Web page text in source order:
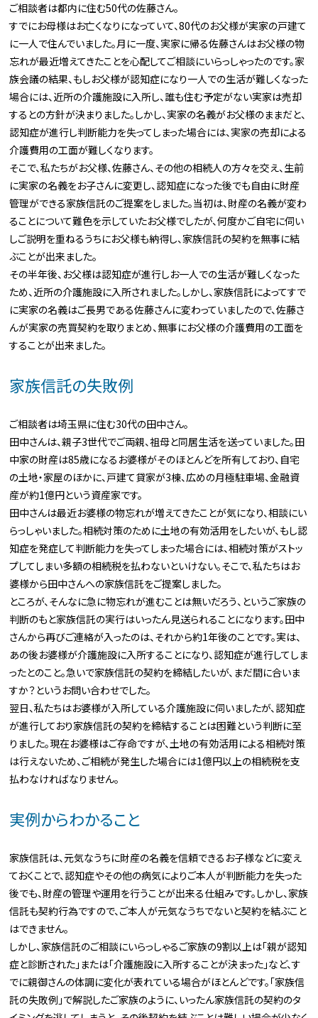
ご相談者は都内に住む50代の佐藤さん。
すでにお母様はお亡くなりになっていて、80代のお父様が実家の戸建て
に一人で住んでいました。月に一度、実家に帰る佐藤さんはお父様の物
忘れが最近増えてきたことを心配してご相談にいらっしゃったのです。家
族会議の結果、もしお父様が認知症になり一人での生活が難しくなった
場合には、近所の介護施設に入所し、誰も住む予定がない実家は売却
するとの方針が決まりました。しかし、実家の名義がお父様のままだと、
認知症が進行し判断能力を失ってしまった場合には、実家の売却による
介護費用の工面が難しくなります。
そこで、私たちがお父様、佐藤さん、その他の相続人の方々を交え、生前
に実家の名義をお子さんに変更し、認知症になった後でも自由に財産
管理ができる家族信託のご提案をしました。当初は、財産の名義が変わ
ることについて難色を示していたお父様でしたが、何度かご自宅に伺い
しご説明を重ねるうちにお父様も納得し、家族信託の契約を無事に結
ぶことが出来ました。
その半年後、お父様は認知症が進行しお一人での生活が難しくなった
ため、近所の介護施設に入所されました。しかし、家族信託によってすで
に実家の名義はご長男である佐藤さんに変わっていましたので、佐藤さ
んが実家の売買契約を取りまとめ、無事にお父様の介護費用の工面を
することが出来ました。
家族信託の失敗例
ご相談者は埼玉県に住む30代の田中さん。
田中さんは、親子3世代でご両親、祖母と同居生活を送っていました。田
中家の財産は85歳になるお婆様がそのほとんどを所有しており、自宅
の土地・家屋のほかに、戸建て貸家が3棟、広めの月極駐車場、金融資
産が約1億円という資産家です。
田中さんは最近お婆様の物忘れが増えてきたことが気になり、相談にい
らっしゃいました。相続対策のために土地の有効活用をしたいが、もし認
知症を発症して判断能力を失ってしまった場合には、相続対策がストッ
プしてしまい多額の相続税を払わないといけない。そこで、私たちはお
婆様から田中さんへの家族信託をご提案しました。
ところが、そんなに急に物忘れが進むことは無いだろう、というご家族の
判断のもと家族信託の実行はいったん見送られることになります。田中
さんから再びご連絡が入ったのは、それから約1年後のことです。実は、
あの後お婆様が介護施設に入所することになり、認知症が進行してしま
ったとのこと。急いで家族信託の契約を締結したいが、まだ間に合いま
すか？というお問い合わせでした。
翌日、私たちはお婆様が入所している介護施設に伺いましたが、認知症
が進行しており家族信託の契約を締結することは困難という判断に至
りました。現在お婆様はご存命ですが、土地の有効活用による相続対策
は行えないため、ご相続が発生した場合には1億円以上の相続税を支
払わなければなりません。
実例からわかること
家族信託は、元気なうちに財産の名義を信頼できるお子様などに変え
ておくことで、認知症やその他の病気によりご本人が判断能力を失った
後でも、財産の管理や運用を行うことが出来る仕組みです。しかし、家族
信託も契約行為ですので、ご本人が元気なうちでないと契約を結ぶこと
はできません。
しかし、家族信託のご相談にいらっしゃるご家族の9割以上は「親が認知
症と診断された」または「介護施設に入所することが決まった」など、す
でに親御さんの体調に変化が表れている場合がほとんどです。「家族信
託の失敗例」で解説したご家族のように、いったん家族信託の契約のタ